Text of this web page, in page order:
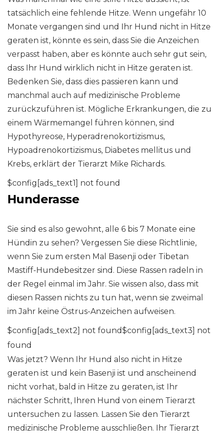
tatsächlich eine fehlende Hitze. Wenn ungefähr 10
Monate vergangen sind und Ihr Hund nicht in Hitze
geraten ist, könnte es sein, dass Sie die Anzeichen
verpasst haben, aber es könnte auch sehr gut sein,
dass Ihr Hund wirklich nicht in Hitze geraten ist.
Bedenken Sie, dass dies passieren kann und
manchmal auch auf medizinische Probleme
zurückzuführen ist. Mögliche Erkrankungen, die zu
einem Wärmemangel führen können, sind
Hypothyreose, Hyperadrenokortizismus,
Hypoadrenokortizismus, Diabetes mellitus und
Krebs, erklärt der Tierarzt Mike Richards.
$config[ads_text1] not found
Hunderasse
Sie sind es also gewohnt, alle 6 bis 7 Monate eine
Hündin zu sehen? Vergessen Sie diese Richtlinie,
wenn Sie zum ersten Mal Basenji oder Tibetan
Mastiff-Hundebesitzer sind. Diese Rassen radeln in
der Regel einmal im Jahr. Sie wissen also, dass mit
diesen Rassen nichts zu tun hat, wenn sie zweimal
im Jahr keine Östrus-Anzeichen aufweisen.
$config[ads_text2] not found$config[ads_text3] not
found
Was jetzt? Wenn Ihr Hund also nicht in Hitze
geraten ist und kein Basenji ist und anscheinend
nicht vorhat, bald in Hitze zu geraten, ist Ihr
nächster Schritt, Ihren Hund von einem Tierarzt
untersuchen zu lassen. Lassen Sie den Tierarzt
medizinische Probleme ausschließen. Ihr Tierarzt